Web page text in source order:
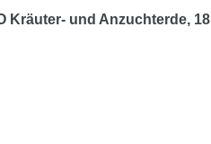
Kräuter- und Anzuchterde, 18 l